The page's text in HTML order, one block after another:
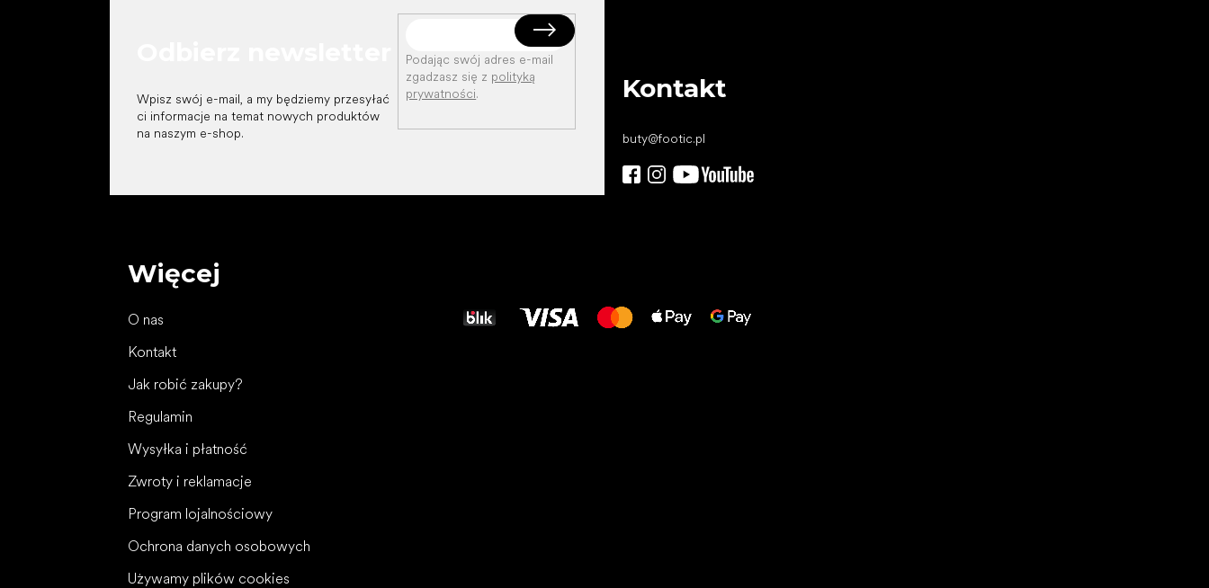
Wpisz swój e-mail, a my będziemy przesyłać
ci informacje na temat nowych produktów
na naszym e-shop.
Podając swój adres e-mail
zgadzasz się z polityką
prywatności. Kontakt
buty@footic.pl
Więcej
O nas
Kontakt
Jak robić zakupy?
Regulamin
Wysyłka i płatność
Zwroty i reklamacje
Program lojalnościowy
Ochrona danych osobowych
Używamy plików cookies